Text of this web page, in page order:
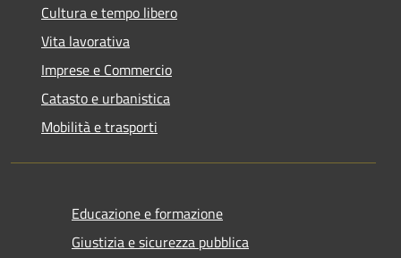
Cultura e tempo libero
Vita lavorativa
Imprese e Commercio
Catasto e urbanistica
Mobilità e trasporti
Educazione e formazione
Giustizia e sicurezza pubblica